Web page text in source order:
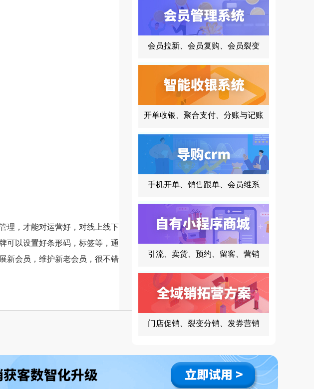
，才能对运营好，对线上线下
可以设置好条形码，标签等，通
新会员，维护新老会员，很不错
会员拉新、会员复购、会员裂变
开单收银、聚合支付、分账与记账
手机开单、销售跟单、会员维系
引流、卖货、预约、留客、营销
门店促销、裂变分销、发券营销